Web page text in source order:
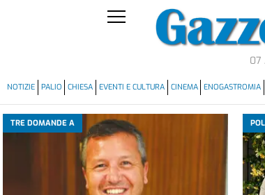
07
NOTIZIE PALIO CHIESA EVENTI E CULTURA CINEMA ENOGASTROMIA
TRE DOMANDE A